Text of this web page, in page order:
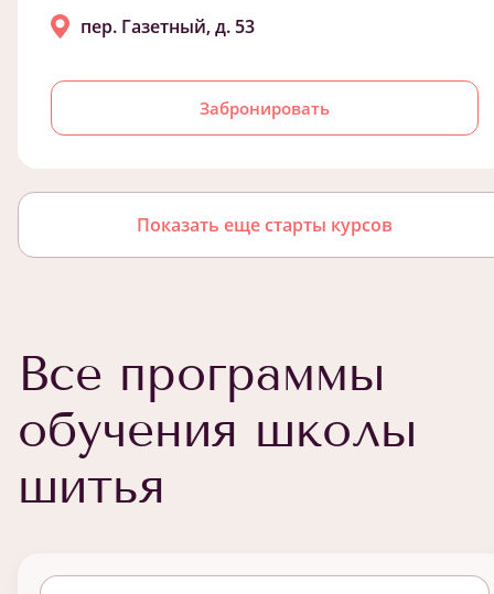
Забронировать
пер. Газетный, д. 53
Показать еще старты курсов
Все программы
обучения школы
шитья